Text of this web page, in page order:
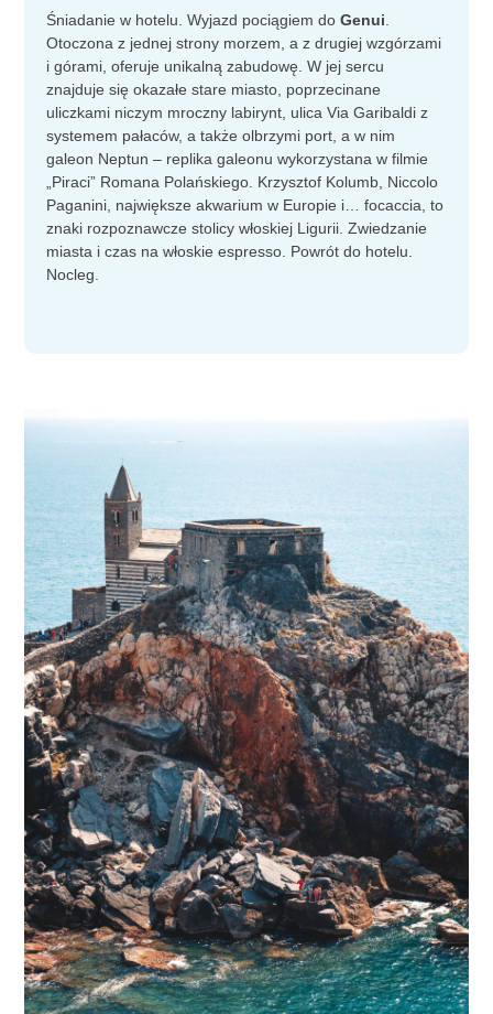
Śniadanie w hotelu. Wyjazd pociągiem doGenui.
Otoczona z jednej strony morzem, a z drugiej wzgórzami
i górami, oferuje unikalną zabudowę. W jej sercu
znajduje się okazałe stare miasto, poprzecinane
uliczkami niczym mroczny labirynt, ulica Via Garibaldi z
systemem pałaców, a także olbrzymi port, a w nim
galeon Neptun – replika galeonu wykorzystana w filmie
„Piraci” Romana Polańskiego. Krzysztof Kolumb, Niccolo
Paganini, największe akwarium w Europie i… focaccia, to
znaki rozpoznawcze stolicy włoskiej Ligurii. Zwiedzanie
miasta i czas na włoskie espresso. Powrót do hotelu.
Nocleg.